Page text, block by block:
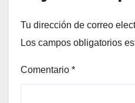
Tu dirección de correo
Los campos obligatorios
Comentario *